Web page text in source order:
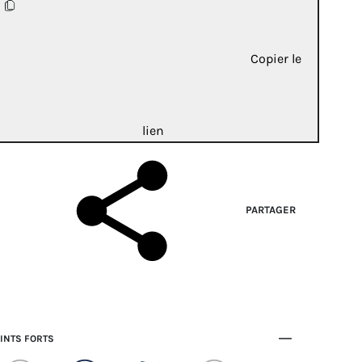
Copier le
lien
PARTAGER
FORTS